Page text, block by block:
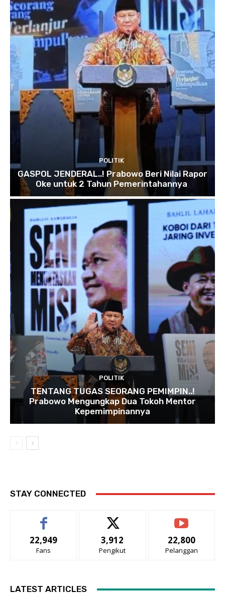
POLITIK
GASPOL JENDERAL..! Prabowo Beri Nilai Rapor
Oke untuk 2 Tahun Pemerintahannya
POLITIK
TENTANG TUGAS SEORANG PEMIMPIN..!
Prabowo Mengungkap Dua Tokoh Mentor
Kepemimpinannya
STAY CONNECTED
22,949
Fans
3,912
Pengikut
22,800
Pelanggan
LATEST ARTICLES